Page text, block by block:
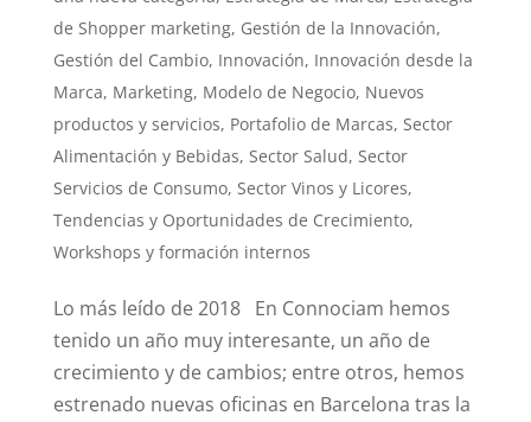
de Shopper marketing, Gestión de la Innovación,
Gestión del Cambio, Innovación, Innovación desde la
Marca, Marketing, Modelo de Negocio, Nuevos
productos y servicios, Portafolio de Marcas, Sector
Alimentación y Bebidas, Sector Salud, Sector
Servicios de Consumo, Sector Vinos y Licores,
Tendencias y Oportunidades de Crecimiento,
Workshops y formación internos
Lo más leído de 2018 En Connociam hemos
tenido un año muy interesante, un año de
crecimiento y de cambios; entre otros, hemos
estrenado nuevas oficinas en Barcelona tras la